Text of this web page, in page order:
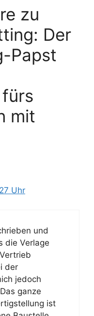
zu
Der
Papst
mit
Uhr
und
die Verlage
der
jedoch
ganze
ist